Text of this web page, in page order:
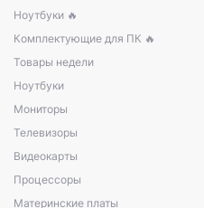
Ноутбуки 🔥
Комплектующие для ПК 🔥
Товары недели
Ноутбуки
Мониторы
Телевизоры
Видеокарты
Процессоры
Материнские платы